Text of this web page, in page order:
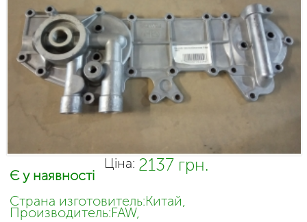
Ціна: 2137 грн.
Є у наявності
Страна изготовитель:Китай,
Производитель:FAW,